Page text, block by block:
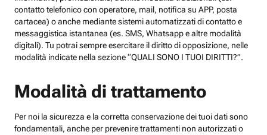
contatto telefonico con operatore, mail, notifica su APP, posta
cartacea) o anche mediante sistemi automatizzati di contatto e
messaggistica istantanea (es. SMS, Whatsapp e altre modalità
digitali). Tu potrai sempre esercitare il diritto di opposizione, nelle
modalità indicate nella sezione “QUALI SONO I TUOI DIRITTI?”.
Modalità di trattamento
Per noi la sicurezza e la corretta conservazione dei tuoi dati sono
fondamentali, anche per prevenire trattamenti non autorizzati o